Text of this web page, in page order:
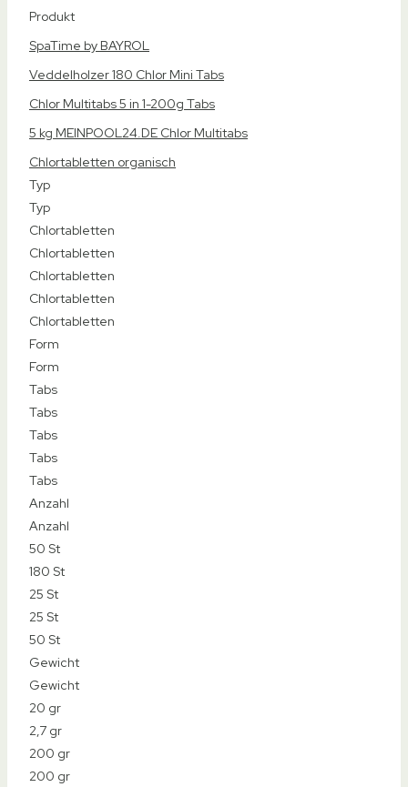
Top-Empfehlung
Preis-Tipp
5 in 1 Funktion
Produkt
Produkt
SpaTime by BAYROL
Veddelholzer 180 Chlor Mini Tabs